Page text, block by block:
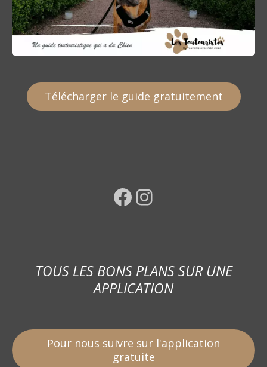
Télécharger le guide gratuitement
Facebook Instagram
TOUS LES BONS PLANS SUR UNE
APPLICATION
Pour nous suivre sur l'application
gratuite